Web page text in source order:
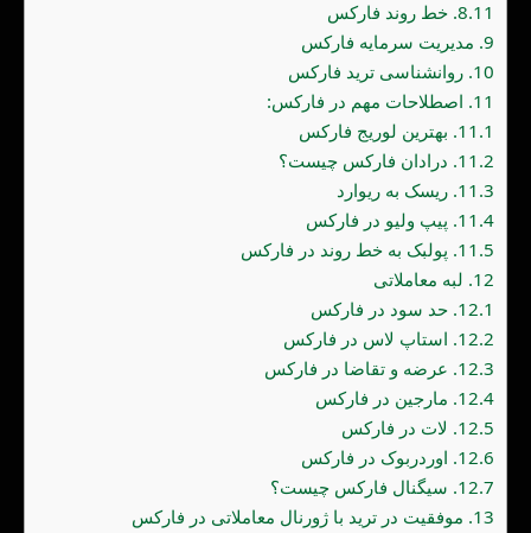
8.11. خط روند فارکس
9. مدیریت سرمایه فارکس
10. روانشناسی ترید فارکس
11. اصطلاحات مهم در فارکس:
11.1. بهترین لوریج فارکس
11.2. درادان فارکس چیست؟
11.3. ریسک به ریوارد
11.4. پیپ ولیو در فارکس
11.5. پولبک به خط روند در فارکس
12. لبه معاملاتی
12.1. حد سود در فارکس
12.2. استاپ لاس در فارکس
12.3. عرضه و تقاضا در فارکس
12.4. مارجین در فارکس
12.5. لات در فارکس
12.6. اوردربوک در فارکس
12.7. سیگنال فارکس چیست؟
13. موفقیت در ترید با ژورنال معاملاتی در فارکس